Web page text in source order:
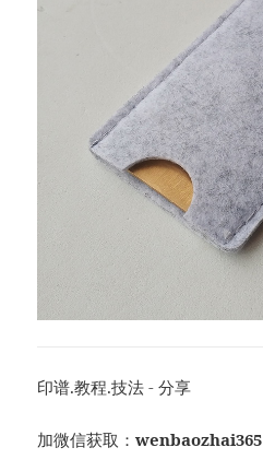
印谱.教程.技法 - 分享
加微信获取：wenbaozhai365